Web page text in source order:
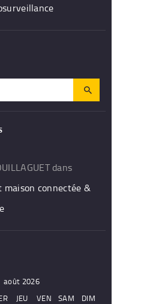
dans
maison connectée &
août 2026
JEU VEN SAM
DIM